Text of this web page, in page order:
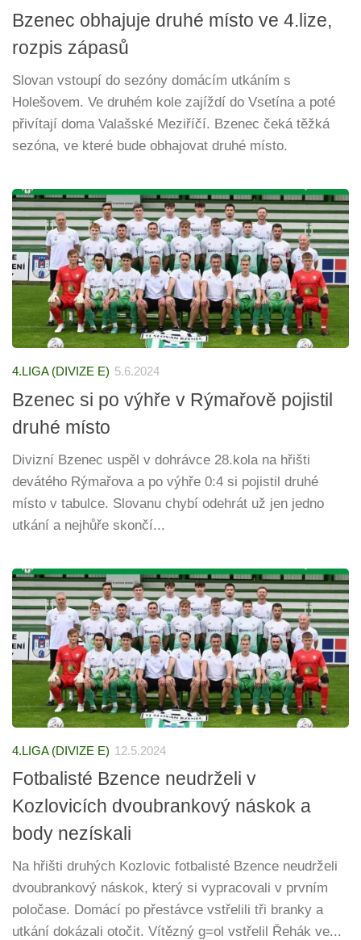
Bzenec obhajuje druhé místo ve 4.lize,
rozpis zápasů
Slovan vstoupí do sezóny domácím utkáním s
Holešovem. Ve druhém kole zajíždí do Vsetína a poté
přivítají doma Valašské Meziříčí. Bzenec čeká těžká
sezóna, ve které bude obhajovat druhé místo.
4.LIGA (DIVIZE E) 5.6.2024
Bzenec si po výhře v Rýmařově pojistil
druhé místo
Divizní Bzenec uspěl v dohrávce 28.kola na hřišti
devátého Rýmařova a po výhře 0:4 si pojistil druhé
místo v tabulce. Slovanu chybí odehrát už jen jedno
utkání a nejhůře skončí...
4.LIGA (DIVIZE E) 12.5.2024
Fotbalisté Bzence neudrželi v
Kozlovicích dvoubrankový náskok a
body nezískali
Na hřišti druhých Kozlovic fotbalisté Bzence neudrželi
dvoubrankový náskok, který si vypracovali v prvním
poločase. Domácí po přestávce vstřelili tři branky a
utkání dokázali otočit. Vítězný g=ol vstřelil Řehák ve...